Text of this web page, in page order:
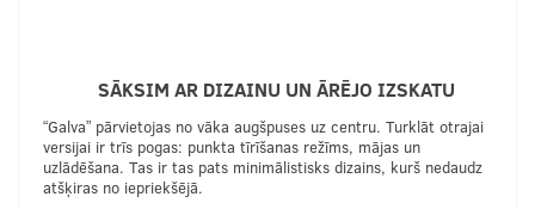
SĀKSIM AR DIZAINU UN ĀRĒJO IZSKATU
“Galva” pārvietojas no vāka augšpuses uz centru. Turklāt otrajai
versijai ir trīs pogas: punkta tīrīšanas režīms, mājas un
uzlādēšana. Tas ir tas pats minimālistisks dizains, kurš nedaudz
atšķiras no iepriekšējā.